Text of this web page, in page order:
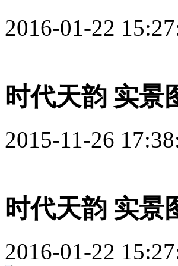
2016-01-22
时代天韵 实景
2015-11-26
时代天韵 实景
2016-01-22